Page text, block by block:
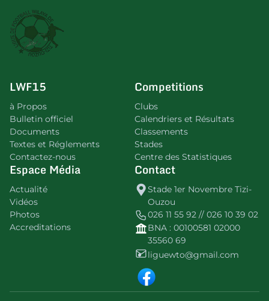
LWF15
à Propos
Bulletin officiel
Documents
Textes et Réglements
Contactez-nous
Competitions
Clubs
Calendriers et Résultats
Classements
Stades
Centre des Statistiques
Espace Média
Actualité
Vidéos
Photos
Accreditations
Contact
Stade 1er Novembre Tizi-
Ouzou
026 11 55 92 // 026 10 39 02
BNA : 00100581 02000
35560 69
liguewto@gmail.com